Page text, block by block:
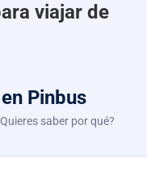
viajar de
en Pinbus
saber por qué?